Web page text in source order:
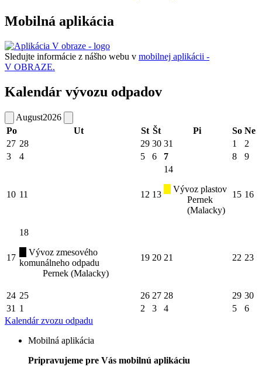
Mobilná aplikácia
Sledujte informácie z nášho webu v mobilnej aplikácii -
V OBRAZE.
Kalendár vývozu odpadov
August2026
Po
Ut St Št Pi So Ne
27 28 29 30 31 1
2
3
4 5 6 7 8 9
10 11 12 13
14
Vývoz plastov
Pernek
(Malacky)
15 16
17
18
Vývoz zmesového
komunálneho odpadu
Pernek (Malacky)
19 20 21 22 23
24 25 26 27 28 29 30
31 1 2 3 4 5
6
Kalendár zvozu odpadu
Mobilná aplikácia
Pripravujeme pre Vás mobilnú aplikáciu